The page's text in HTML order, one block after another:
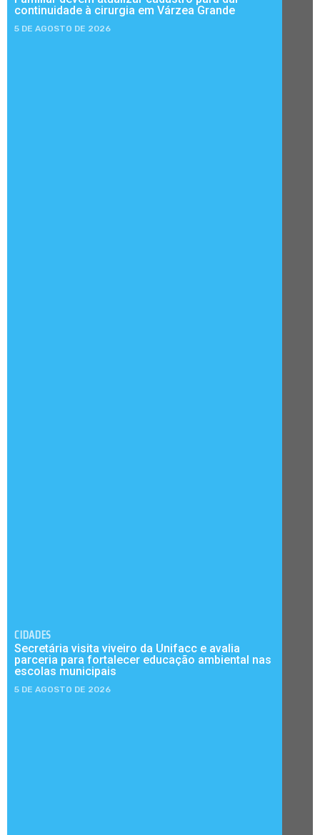
continuidade à cirurgia em Várzea Grande
5 DE AGOSTO DE 2026
CIDADES
Secretária visita viveiro da Unifacc e avalia
parceria para fortalecer educação ambiental nas
escolas municipais
5 DE AGOSTO DE 2026